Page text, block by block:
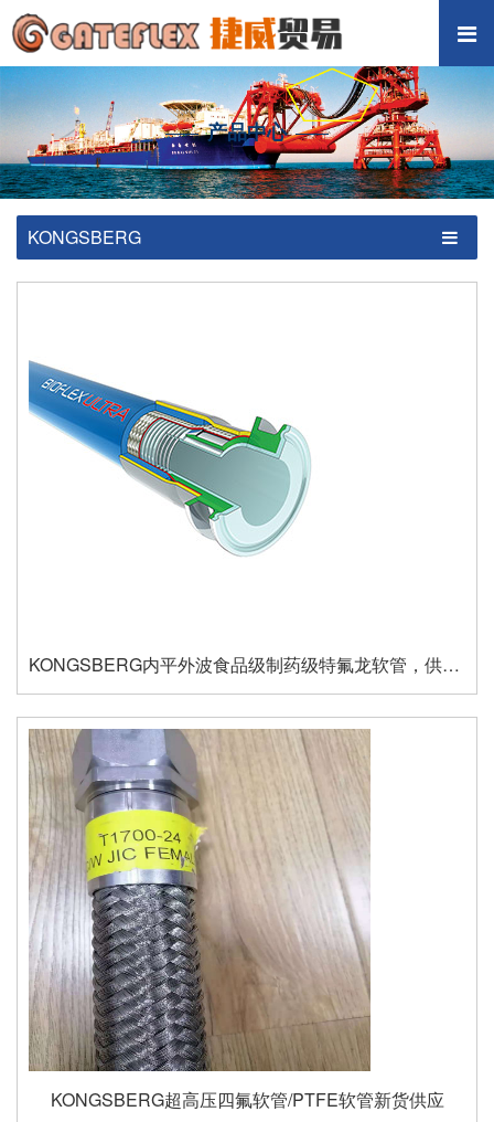
产品中心
KONGSBERG
KONGSBERG内平外波食品级制药级特氟龙软管，供应充足
KONGSBERG超高压四氟软管/PTFE软管新货供应